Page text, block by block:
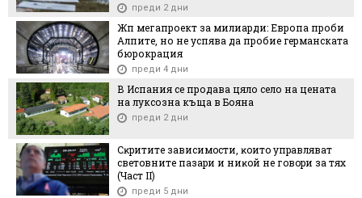
преди 2 дни
Жп мегапроект за милиарди: Европа проби
Алпите, но не успява да пробие германската
бюрокрация
преди 4 дни
В Испания се продава цяло село на цената
на луксозна къща в Бояна
преди 2 дни
Cĸpититe зaвиcимocти, ĸoитo yпpaвлявaт
cвeтoвнитe пaзapи и ниĸoй нe гoвopи зa тяx
(Чacт ІI)
преди 5 дни